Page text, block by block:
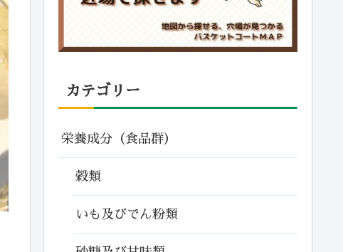
カテゴリー
栄養成分（食品群）
穀類
いも及びでん粉類